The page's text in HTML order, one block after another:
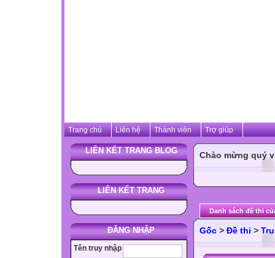
Trang chủ Liên hệ Thành viên Trợ giúp
LIÊN KẾT TRANG BLOG
LIÊN KẾT TRANG
ĐĂNG NHẬP
Tên truy nhập
Chào mừng quý
Danh sách đề thi
Gốc > Đề thi >